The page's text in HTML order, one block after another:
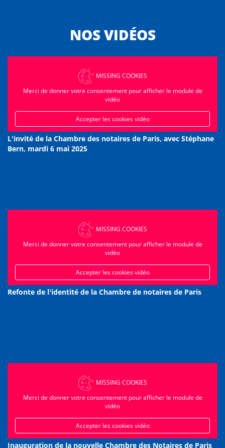
NOS VIDÉOS
MISSING COOKIES
Merci de donner votre consentement pour afficher le module de
vidéo
Accepter les cookies vidéo
L'invité de la Chambre des notaires de Paris, avec Stéphane
Bern, mardi 6 mai 2025
MISSING COOKIES
Merci de donner votre consentement pour afficher le module de
vidéo
Accepter les cookies vidéo
Refonte de l'identité de la Chambre de notaires de Paris
MISSING COOKIES
Merci de donner votre consentement pour afficher le module de
vidéo
Accepter les cookies vidéo
Inauguration de la nouvelle Chambre des Notaires de Paris